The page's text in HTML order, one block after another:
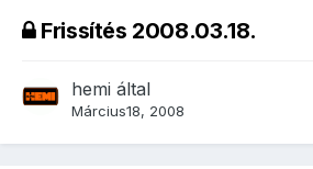
Frissítés 2008.03.18.
hemi által
Március18, 2008